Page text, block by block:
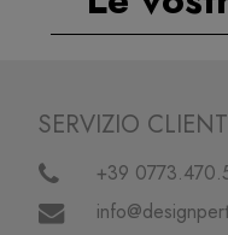
SERVIZIO
+39